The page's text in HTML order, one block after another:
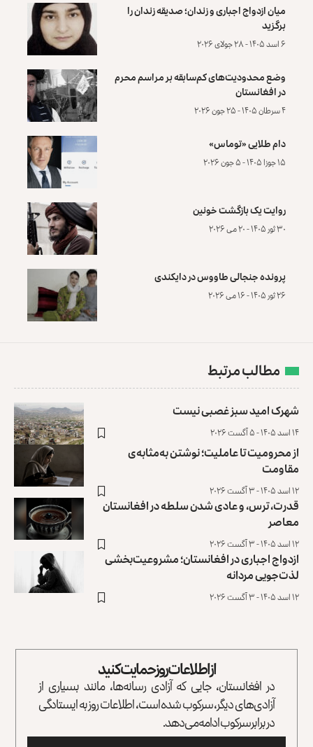
میان ازدواج اجباری و زندان؛ صدیقه زندان را
برگزید
۶ اسد ۱۴۰۵ - ۲۸ جولای ۲۰۲۶
وضع محدودیت‌های کم‌سابقه بر مراسم محرم
در افغانستان
۴ سرطان ۱۴۰۵ - ۲۵ جون ۲۰۲۶
دام طلایی «توماس»
۱۵ جوزا ۱۴۰۵ - ۵ جون ۲۰۲۶
روایت یک بازگشت خونین
۳۰ ثور ۱۴۰۵ - ۲۰ می ۲۰۲۶
پرونده‌ جنجالی طاووس در دایکندی
۲۶ ثور ۱۴۰۵ - ۱۶ می ۲۰۲۶
مطالب مرتبط
شهرک امید سبز غصبی نیست
۱۴ اسد ۱۴۰۵ - ۵ آگست ۲۰۲۶
از محرومیت تا عاملیت؛ نوشتن به‌مثابه‌ی
مقاومت
۱۲ اسد ۱۴۰۵ - ۳ آگست ۲۰۲۶
قدرت، ترس، و عادی ‌شدن سلطه در افغانستان
معاصر
۱۲ اسد ۱۴۰۵ - ۳ آگست ۲۰۲۶
ازدواج اجباری در افغانستان؛ مشروعیت‌بخشی
لذت‌جویی مردانه
۱۲ اسد ۱۴۰۵ - ۳ آگست ۲۰۲۶
از اطلاعات روز حمایت کنید
در افغانستان، جایی که آزادی رسانه‌ها، مانند بسیاری از
آزادی‌های دیگر، سرکوب شده است، اطلاعات روز به ایستادگی
در برابر سرکوب ادامه می‌دهد.